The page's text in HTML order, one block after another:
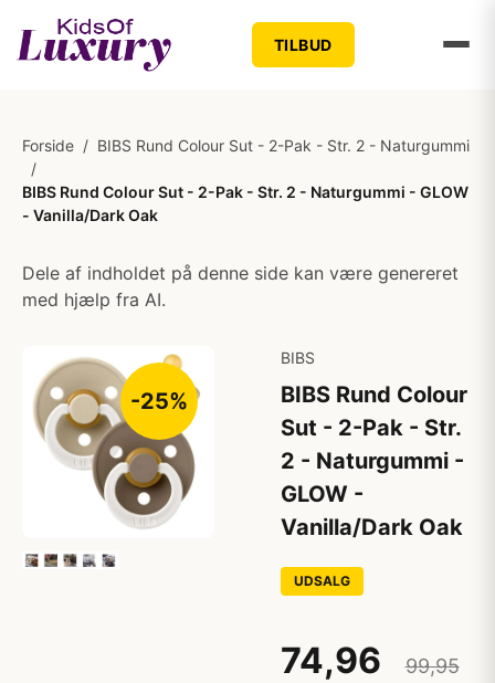
TILBUD
Forside / BIBS Rund Colour Sut - 2-Pak - Str. 2 - Naturgummi
/
BIBS Rund Colour Sut - 2-Pak - Str. 2 - Naturgummi - GLOW
- Vanilla/Dark Oak
Dele af indholdet på denne side kan være genereret
med hjælp fra AI.
-25%
BIBS
BIBS Rund Colour
Sut - 2-Pak - Str.
2 - Naturgummi -
GLOW -
Vanilla/Dark Oak
UDSALG
74,96
99,95